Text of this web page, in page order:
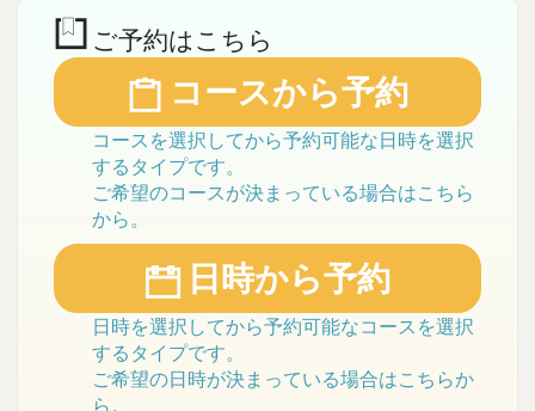
ご予約はこちら
コースから予約
コースを選択してから予約可能な日時を選択
するタイプです。
ご希望のコースが決まっている場合はこちら
から。
日時から予約
日時を選択してから予約可能なコースを選択
するタイプです。
ご希望の日時が決まっている場合はこちらか
ら。